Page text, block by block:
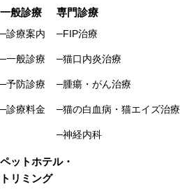
一般診療
診療案内
一般診療
予防診療
診療料金
専門診療
FIP治療
猫口内炎治療
腫瘍・がん治療
猫の白血病・猫エイズ治療
神経内科
ペットホテル・
トリミング